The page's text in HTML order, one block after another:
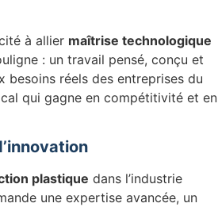
à allier maîtrise technologique
: un travail pensé, conçu et
réels des entreprises du
qui gagne en compétitivité et en
plastique dans l’industrie
une expertise avancée, un